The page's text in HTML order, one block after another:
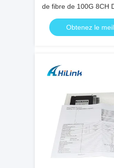
de fibre de 100G 8CH
Demux CH16-CH23
Obtenez le